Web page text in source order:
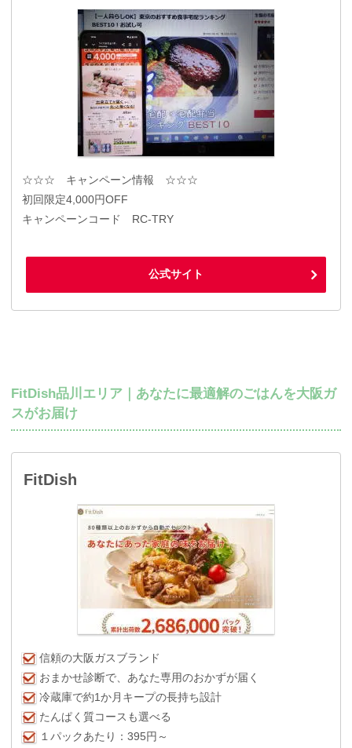
☆☆☆ キャンペーン情報 ☆☆☆
初回限定4,000円OFF
キャンペーンコード RC-TRY
公式サイト
FitDish品川エリア｜あなたに最適解のごはんを大阪ガ
スがお届け
FitDish
信頼の大阪ガスブランド
おまかせ診断で、あなた専用のおかずが届く
冷蔵庫で約1か月キープの長持ち設計
たんぱく質コースも選べる
１パックあたり：395円～